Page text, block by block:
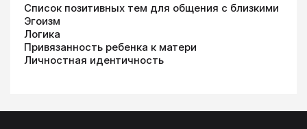
Список позитивных тем для общения с близкими
Эгоизм
Логика
Привязанность ребенка к матери
Личностная идентичность